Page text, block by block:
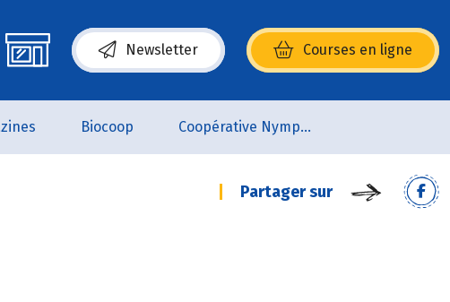
Newsletter Courses en ligne
(s’ouvre dans une nouvelle fenêtre)
Biocoop Coopérative Nymphéa
Partager sur